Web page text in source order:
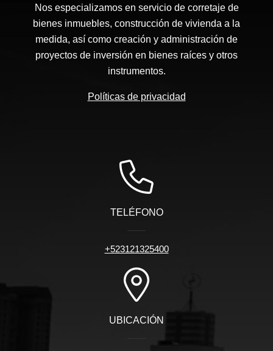
Nos especializamos en servicio de corretaje de
bienes inmuebles, construcción de vivienda a la
medida, así como creación y administración de
proyectos de inversión en bienes raíces y otros
instrumentos.
Políticas de privacidad
TELÉFONO
+523121325400
UBICACIÓN